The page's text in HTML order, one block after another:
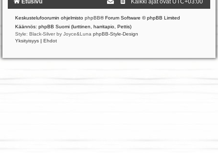
Keskustelufoorumin ohjelmisto phpBB® Forum Software © phpBB Limited
Käännös: phpBB Suomi (lurttinen, harritapio, Pettis)
Style: Black-Silver by Joyce&Luna phpBB-Style-Design
Yksityisyys | Ehdot